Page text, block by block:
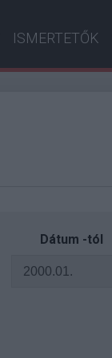
ISMERTETŐK
Dátum -tól